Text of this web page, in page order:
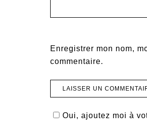
Enregistrer mon nom,
commentaire.
Oui, ajoutez moi à